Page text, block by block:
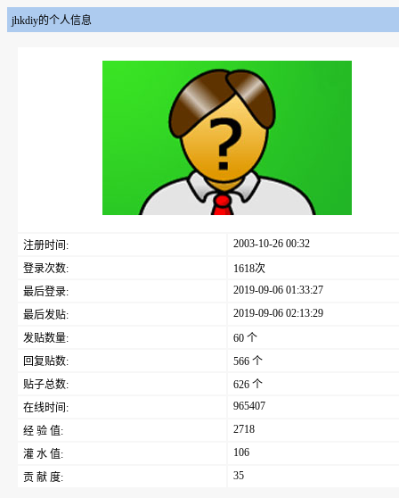
jhkdiy的个人信息
注册时间:
2003-10-26 00:32
登录次数:
1618次
最后登录:
2019-09-06 01:33:27
最后发贴:
2019-09-06 02:13:29
发贴数量:
60 个
回复贴数:
566 个
贴子总数:
626 个
在线时间:
965407
经 验 值:
2718
灌 水 值:
106
贡 献 度:
35